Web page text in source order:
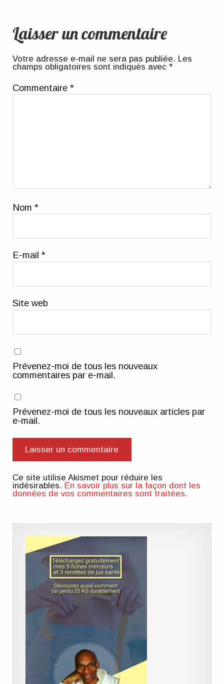
Laisser un commentaire
Votre adresse e-mail ne sera pas publiée. Les
champs obligatoires sont indiqués avec*
Commentaire*
Nom*
E-mail*
Site web
Prévenez-moi de tous les nouveaux
commentaires par e-mail.
Prévenez-moi de tous les nouveaux articles par
e-mail.
Ce site utilise Akismet pour réduire les
indésirables. En savoir plus sur la façon dont les
données de vos commentaires sont traitées.